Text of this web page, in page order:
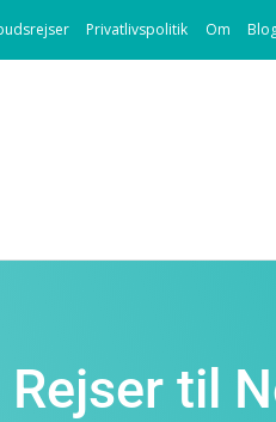
Privatlivspolitik Om
Rejser til